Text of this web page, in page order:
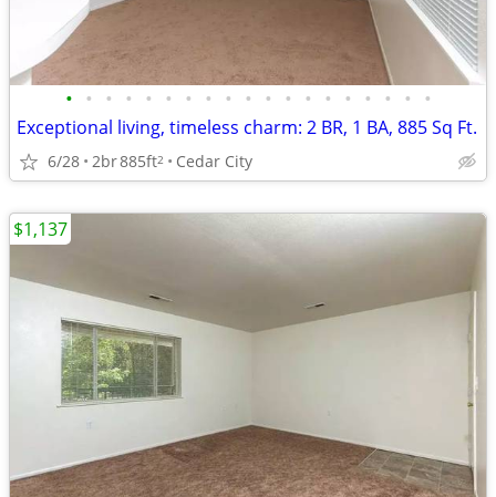
• • • • • • • • • • • • • • • • • • •
Exceptional living, timeless charm: 2 BR, 1 BA, 885 Sq Ft.
6/28 2br885ft2 Cedar City
$1,137